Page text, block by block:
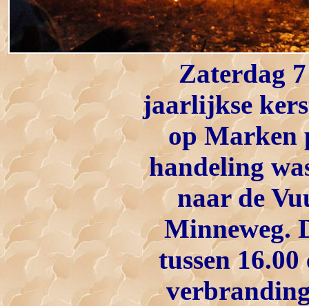
Zaterdag
jaarlijkse
op Marken
handeling
naar de
Minneweg.
tussen